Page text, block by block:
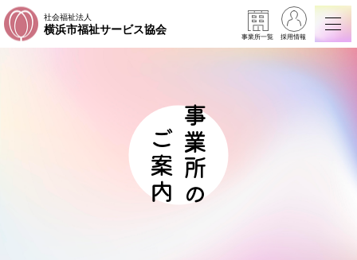
社会福祉法人
横浜市福祉サービス協会
事業所一覧 採用情報
事業所の
ご案内